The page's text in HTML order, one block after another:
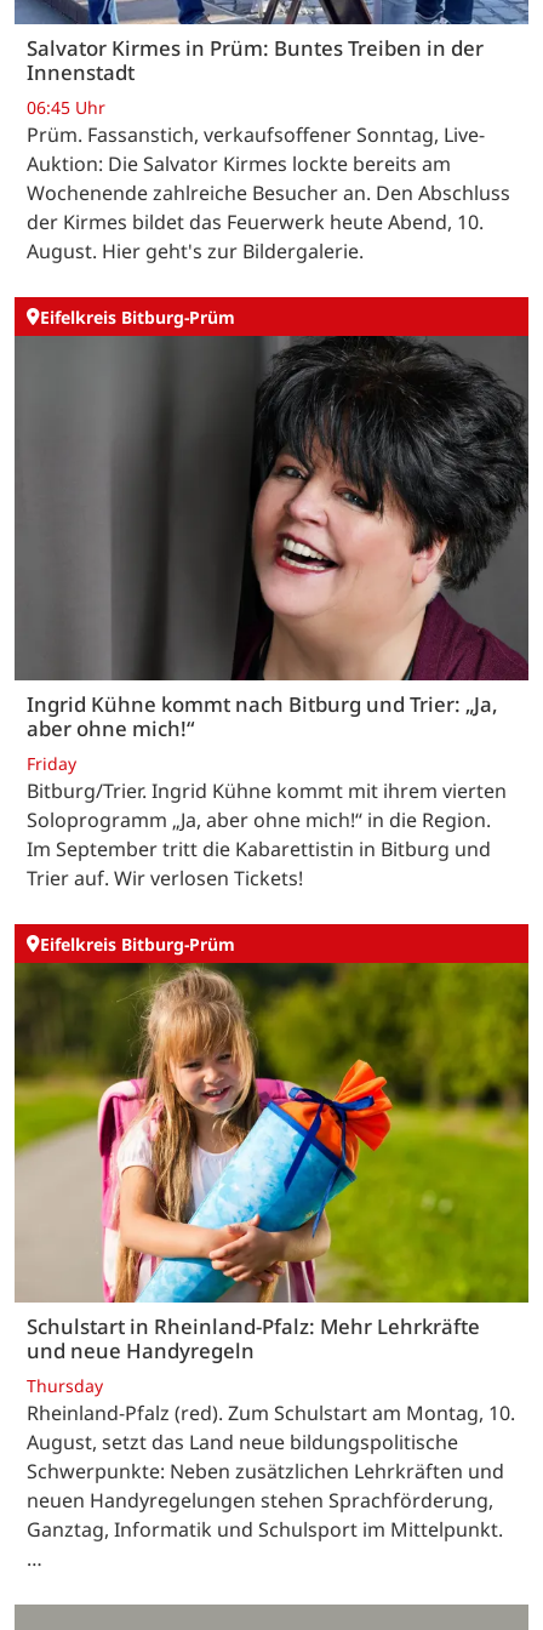
Salvator Kirmes in Prüm: Buntes Treiben in der
Innenstadt
06:45 Uhr
Prüm. Fassanstich, verkaufsoffener Sonntag, Live-
Auktion: Die Salvator Kirmes lockte bereits am
Wochenende zahlreiche Besucher an. Den Abschluss
der Kirmes bildet das Feuerwerk heute Abend, 10.
August. Hier geht's zur Bildergalerie.
Eifelkreis Bitburg-Prüm
Ingrid Kühne kommt nach Bitburg und Trier: „Ja,
aber ohne mich!“
Friday
Bitburg/Trier. Ingrid Kühne kommt mit ihrem vierten
Soloprogramm „Ja, aber ohne mich!“ in die Region.
Im September tritt die Kabarettistin in Bitburg und
Trier auf. Wir verlosen Tickets!
Eifelkreis Bitburg-Prüm
Schulstart in Rheinland-Pfalz: Mehr Lehrkräfte
und neue Handyregeln
Thursday
Rheinland-Pfalz (red). Zum Schulstart am Montag, 10.
August, setzt das Land neue bildungspolitische
Schwerpunkte: Neben zusätzlichen Lehrkräften und
neuen Handyregelungen stehen Sprachförderung,
Ganztag, Informatik und Schulsport im Mittelpunkt.
…